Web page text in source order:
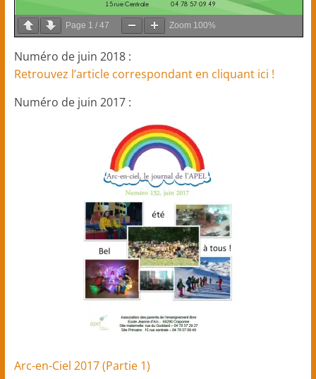
Page 1 / 47 Zoom 100%
Numéro de juin 2018 :
Retrouvez l’article correspondant en cliquant ici !
Numéro de juin 2017 :
Arc-en-Ciel 2017 (Partie 1)